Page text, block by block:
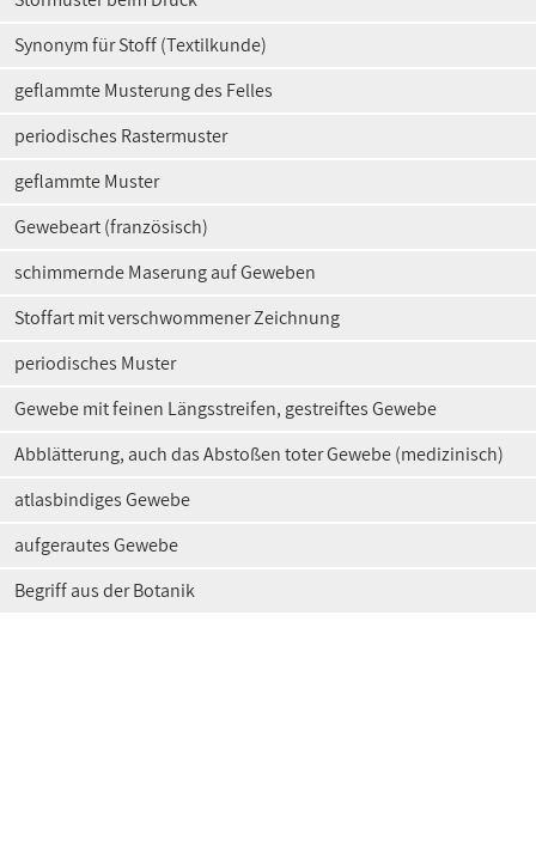
Synonym für Stoff (Textilkunde)
geflammte Musterung des Felles
periodisches Rastermuster
geflammte Muster
Gewebeart (französisch)
schimmernde Maserung auf Geweben
Stoffart mit verschwommener Zeichnung
periodisches Muster
Gewebe mit feinen Längsstreifen, gestreiftes Gewebe
Abblätterung, auch das Abstoßen toter Gewebe (medizinisch)
atlasbindiges Gewebe
aufgerautes Gewebe
Begriff aus der Botanik